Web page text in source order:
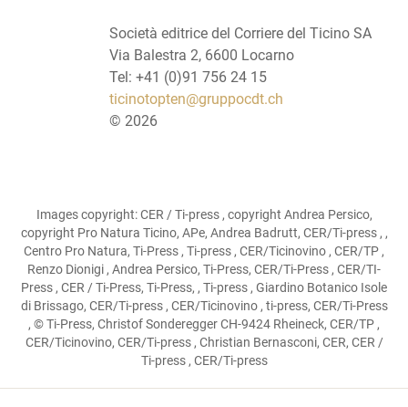
Società editrice del Corriere del Ticino SA
Via Balestra 2, 6600 Locarno
Tel: +41 (0)91 756 24 15
ticinotopten@gruppocdt.ch
© 2026
Images copyright: CER / Ti-press , copyright Andrea Persico,
copyright Pro Natura Ticino, APe, Andrea Badrutt, CER/Ti-press , ,
Centro Pro Natura, Ti-Press , Ti-press , CER/Ticinovino , CER/TP ,
Renzo Dionigi , Andrea Persico, Ti-Press, CER/Ti-Press , CER/TI-
Press , CER / Ti-Press, Ti-Press, , Ti-press , Giardino Botanico Isole
di Brissago, CER/Ti-press , CER/Ticinovino , ti-press, CER/Ti-Press
, © Ti-Press, Christof Sonderegger CH-9424 Rheineck, CER/TP ,
CER/Ticinovino, CER/Ti-press , Christian Bernasconi, CER, CER /
Ti-press , CER/Ti-press